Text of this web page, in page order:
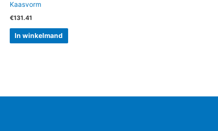
Kaasvorm
€131.41
In winkelmand